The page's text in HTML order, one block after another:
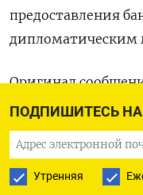
ПОДПИШИТЕСЬ
Утренняя
предоставления
дипломатическим
Оригинал
доступен по коду
Эркоюн)